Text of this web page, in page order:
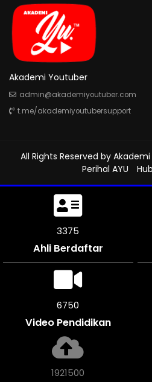
Akademi Youtuber
admin@akademiyoutuber.com
t.me/akademiyoutubersupport
All Rights Reserved by
Perihal AYU
3879
Ahli Berdaftar
7752
Video Pendidikan
2206736